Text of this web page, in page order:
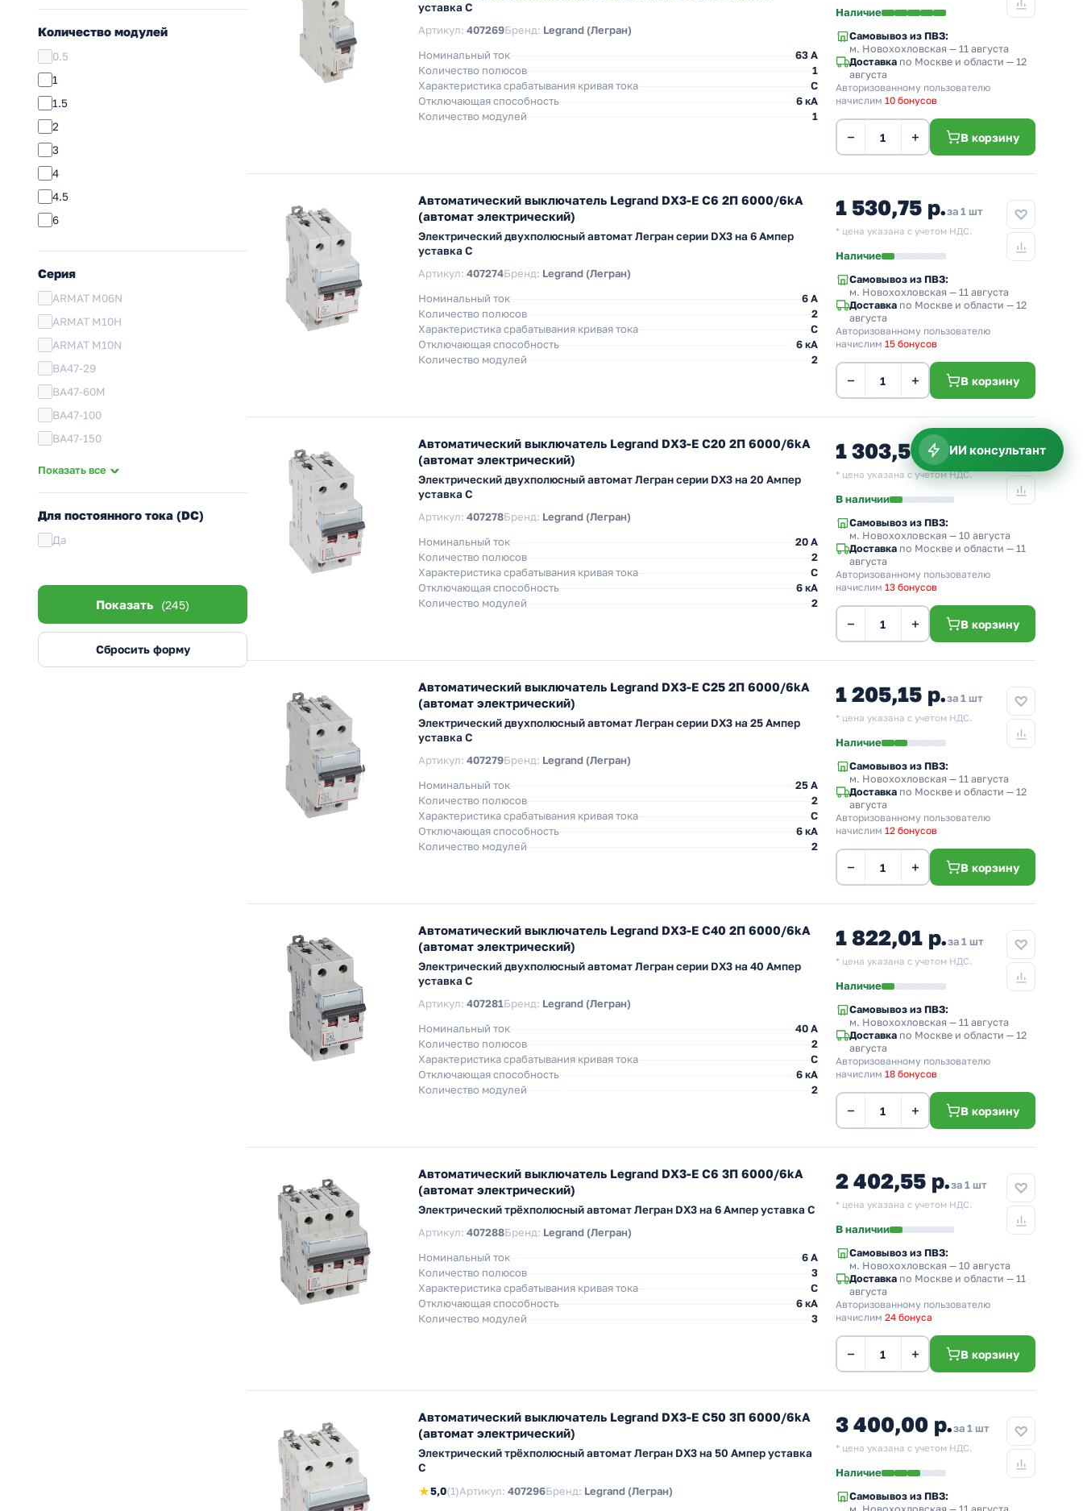
Количество модулей
0.5
1
1.5
2
3
4
4.5
6
Серия
ARMAT M06N
ARMAT M10H
ARMAT M10N
ВА47-29
ВА47-60M
ВА47-100
ВА47-150
Acti 9 iK60N
Acti 9 C120N
RESI9
Показать все
Для постоянного тока (DC)
Да
Показать (245)
Сбросить форму
уставка C
Артикул: 407269Бренд: Legrand (Легран)
Номинальный ток
63 A
Количество полюсов
1
Характеристика срабатывания кривая тока
C
Отключающая способность
6 кА
Количество модулей
1
Наличие
Самовывоз из ПВЗ:
м. Новохохловская — 11 августа
Доставка по Москве и области — 12
августа
Авторизованному пользователю
начислим 10 бонусов
− + В корзину
Автоматический выключатель Legrand DX3-E C6 2П 6000/6kA
(автомат электрический)
Электрический двухполюсный автомат Легран серии DX3 на 6 Ампер
уставка C
Артикул: 407274Бренд: Legrand (Легран)
Номинальный ток
6 A
Количество полюсов
2
Характеристика срабатывания кривая тока
C
Отключающая способность
6 кА
Количество модулей
2
1 530,75 р.за 1 шт
* цена указана с учетом НДС.
Наличие
Самовывоз из ПВЗ:
м. Новохохловская — 11 августа
Доставка по Москве и области — 12
августа
Авторизованному пользователю
начислим 15 бонусов
− + В корзину
Автоматический выключатель Legrand DX3-E C20 2П 6000/6kA
(автомат электрический)
Электрический двухполюсный автомат Легран серии DX3 на 20 Ампер
уставка C
Артикул: 407278Бренд: Legrand (Легран)
Номинальный ток
20 A
Количество полюсов
2
Характеристика срабатывания кривая тока
C
Отключающая способность
6 кА
Количество модулей
2
1 303,50 р.за 1 шт
* цена указана с учетом НДС.
В наличии
Самовывоз из ПВЗ:
м. Новохохловская — 10 августа
Доставка по Москве и области — 11
августа
Авторизованному пользователю
начислим 13 бонусов
− + В корзину
Автоматический выключатель Legrand DX3-E C25 2П 6000/6kA
(автомат электрический)
Электрический двухполюсный автомат Легран серии DX3 на 25 Ампер
уставка C
Артикул: 407279Бренд: Legrand (Легран)
Номинальный ток
25 A
Количество полюсов
2
Характеристика срабатывания кривая тока
C
Отключающая способность
6 кА
Количество модулей
2
1 205,15 р.за 1 шт
* цена указана с учетом НДС.
Наличие
Самовывоз из ПВЗ:
м. Новохохловская — 11 августа
Доставка по Москве и области — 12
августа
Авторизованному пользователю
начислим 12 бонусов
− + В корзину
Автоматический выключатель Legrand DX3-E C40 2П 6000/6kA
(автомат электрический)
Электрический двухполюсный автомат Легран серии DX3 на 40 Ампер
уставка C
Артикул: 407281Бренд: Legrand (Легран)
Номинальный ток
40 A
Количество полюсов
2
Характеристика срабатывания кривая тока
C
Отключающая способность
6 кА
Количество модулей
2
1 822,01 р.за 1 шт
* цена указана с учетом НДС.
Наличие
Самовывоз из ПВЗ:
м. Новохохловская — 11 августа
Доставка по Москве и области — 12
августа
Авторизованному пользователю
начислим 18 бонусов
− + В корзину
Автоматический выключатель Legrand DX3-E C6 3П 6000/6kA
(автомат электрический)
Электрический трёхполюсный автомат Легран DX3 на 6 Ампер уставка С
Артикул: 407288Бренд: Legrand (Легран)
Номинальный ток
6 A
Количество полюсов
3
Характеристика срабатывания кривая тока
C
Отключающая способность
6 кА
Количество модулей
3
2 402,55 р.за 1 шт
* цена указана с учетом НДС.
В наличии
Самовывоз из ПВЗ:
м. Новохохловская — 10 августа
Доставка по Москве и области — 11
августа
Авторизованному пользователю
начислим 24 бонуса
− + В корзину
Автоматический выключатель Legrand DX3-E C50 3П 6000/6kA
(автомат электрический)
Электрический трёхполюсный автомат Легран DX3 на 50 Ампер уставка
С
★5,0(1)Артикул: 407296Бренд: Legrand (Легран)
3 400,00 р.за 1 шт
* цена указана с учетом НДС.
Наличие
Самовывоз из ПВЗ:
ИИ консультант